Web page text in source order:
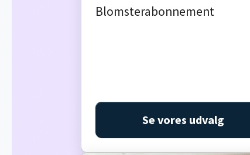
Blomsterabonnement
Se vores udvalg